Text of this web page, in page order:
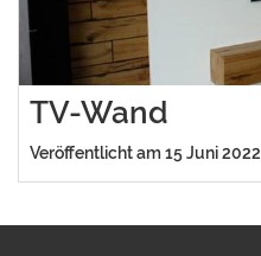
TV-Wand
Veröffentlicht am 15 Juni 2022